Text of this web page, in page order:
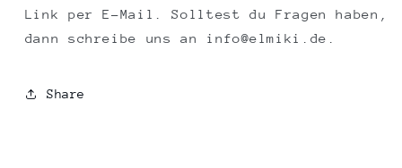
Link per E-Mail. Solltest du Fragen haben,
dann schreibe uns an info@elmiki.de.
Share